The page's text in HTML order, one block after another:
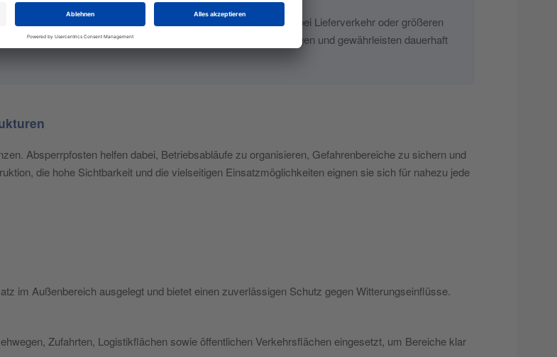
Fahrwege ausreichend berücksichtigt werden. Besonders bei Lieferverkehr oder größeren
Fahrzeugbreiten. Dadurch vermeiden Sie spätere Anpassungen und gewährleisten dauerhaft
Absperrpfosten helfen dabei, Betriebsabläufe zu organisieren, Gefahrenbereiche zu sichern und
die hohe Sichtbarkeit und die vielseitigen Einsatzmöglichkeiten eignen sie sich für nahezu jede
im Außenbereich ausgelegt und bietet einen zuverlässigen Schutz gegen Witterungseinflüsse.
Zufahrten, Logistikflächen sowie öffentlichen Verkehrsflächen eingesetzt, um Bereiche klar